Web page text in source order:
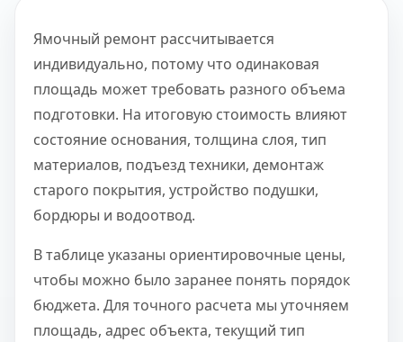
Ямочный ремонт рассчитывается
индивидуально, потому что одинаковая
площадь может требовать разного объема
подготовки. На итоговую стоимость влияют
состояние основания, толщина слоя, тип
материалов, подъезд техники, демонтаж
старого покрытия, устройство подушки,
бордюры и водоотвод.
В таблице указаны ориентировочные цены,
чтобы можно было заранее понять порядок
бюджета. Для точного расчета мы уточняем
площадь, адрес объекта, текущий тип